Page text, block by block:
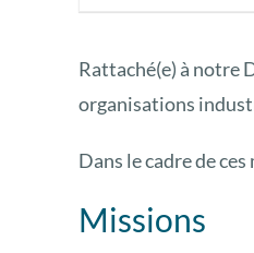
Rattaché(e) à notre
organisations
Dans le cadre de
Missions